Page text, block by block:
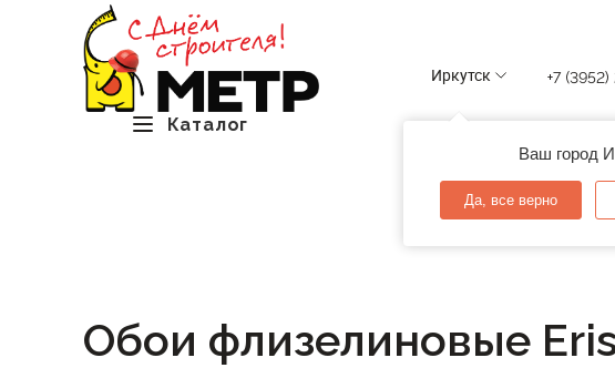
Каталог
Иркутск
Ваш город
Да, все верно
+7
Обои флизелиновые